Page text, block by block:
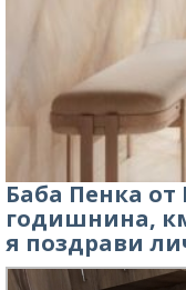
Баба Пенка
годишнина,
я поздрави